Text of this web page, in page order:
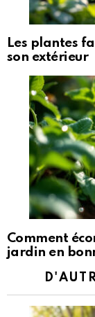
Les plantes
son extérieur
Comment
jardin en